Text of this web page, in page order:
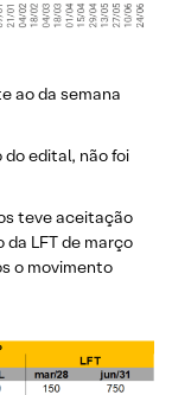
ao da semana
do edital, não foi
teve aceitação
LFT de março
o movimento